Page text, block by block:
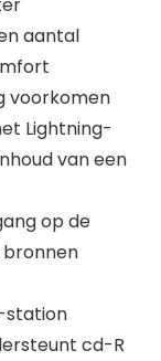
aantal
voorkomen
Lightning-
van een
op de
bronnen
station
cd-R